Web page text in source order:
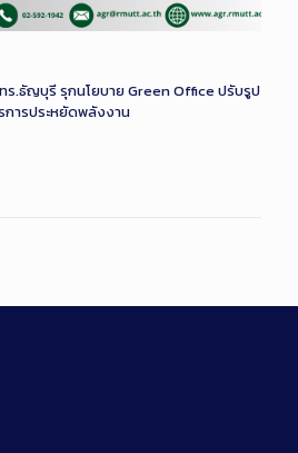
ร.ธัญบุรี รุกนโยบาย Green Office ปรับรูป
การประหยัดพลังงาน